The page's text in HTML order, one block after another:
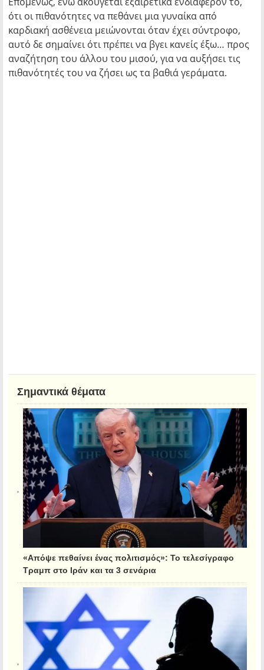
ότι οι πιθανότητες να πεθάνει μια γυναίκα από
καρδιακή ασθένεια μειώνονται όταν έχει σύντροφο,
αυτό δε σημαίνει ότι πρέπει να βγει κανείς έξω… προς
αναζήτηση του άλλου του μισού, για να αυξήσει τις
πιθανότητές του να ζήσει ως τα βαθιά γεράματα.
Σημαντικά θέματα
«Απόψε πεθαίνει ένας πολιτισμός»: Το τελεσίγραφο
Τραμπ στο Ιράν και τα 3 σενάρια